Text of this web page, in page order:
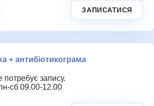
ЗАПИСАТИСЯ
+ антибіотикограма
запису.
сб 09.00-12.00